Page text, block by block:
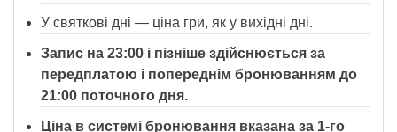
У святкові дні — ціна гри, як у вихідні дні.
Запис на 23:00 і пізніше здійснюється за
передплатою і попереднім бронюванням до
21:00 поточного дня.
Ціна в системі бронювання вказана за 1-го